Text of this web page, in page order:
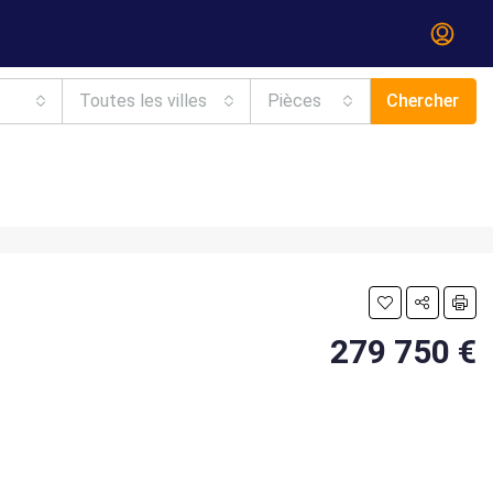
Toutes les villes Pièces Chercher
279 750 €